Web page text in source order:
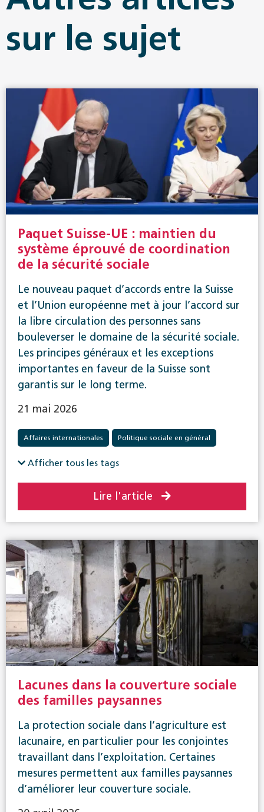
sur le sujet
Paquet Suisse-UE : maintien du
système éprouvé de coordination
de la sécurité sociale
Le nouveau paquet d’accords entre la Suisse
et l’Union européenne met à jour l’accord sur
la libre circulation des personnes sans
bouleverser le domaine de la sécurité sociale.
Les principes généraux et les exceptions
importantes en faveur de la Suisse sont
garantis sur le long terme.
21 mai 2026
Affaires internationales Politique sociale en général
Afficher tous les tags
Lire l'article
Lacunes dans la couverture sociale
des familles paysannes
La protection sociale dans l’agriculture est
lacunaire, en particulier pour les conjointes
travaillant dans l’exploitation. Certaines
mesures permettent aux familles paysannes
d’améliorer leur couverture sociale.